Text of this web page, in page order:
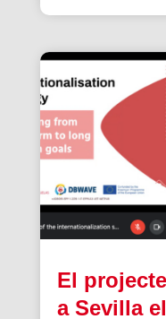
El
a Sevilla